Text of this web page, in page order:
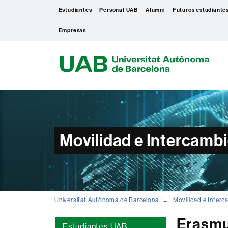
Estudiantes Personal UAB Alumni Futuros estudiantes
Empresas
B
Movilidad e
Universitat Autònoma de Barcelona Movilidad e